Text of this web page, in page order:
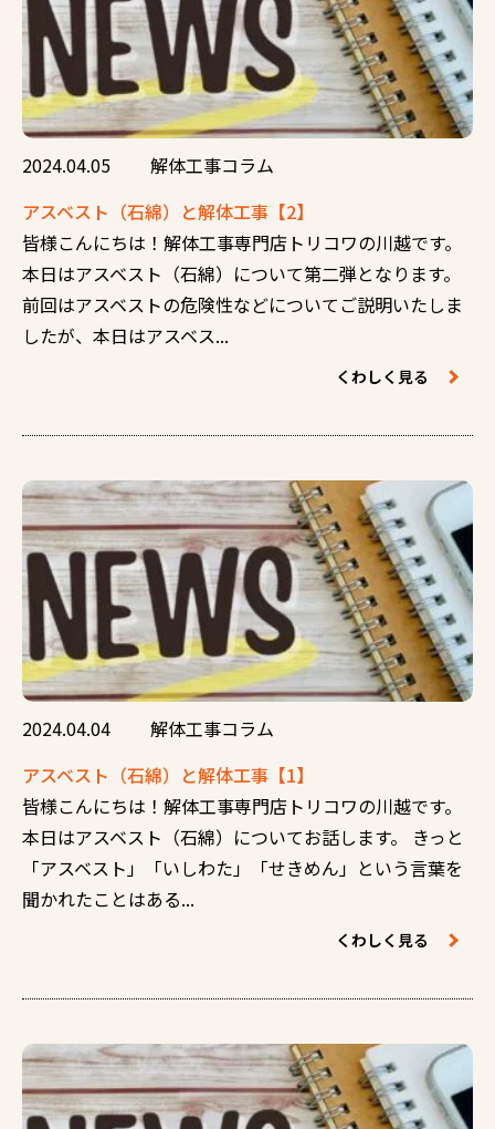
2024.04.05
解体工事コラム
アスベスト（石綿）と解体工事【2】
皆様こんにちは！解体工事専門店トリコワの川越です。
本日はアスベスト（石綿）について第二弾となります。
前回はアスベストの危険性などについてご説明いたしま
したが、本日はアスベス...
くわしく見る
2024.04.04
解体工事コラム
アスベスト（石綿）と解体工事【1】
皆様こんにちは！解体工事専門店トリコワの川越です。
本日はアスベスト（石綿）についてお話します。 きっと
「アスベスト」「いしわた」「せきめん」という言葉を
聞かれたことはある...
くわしく見る